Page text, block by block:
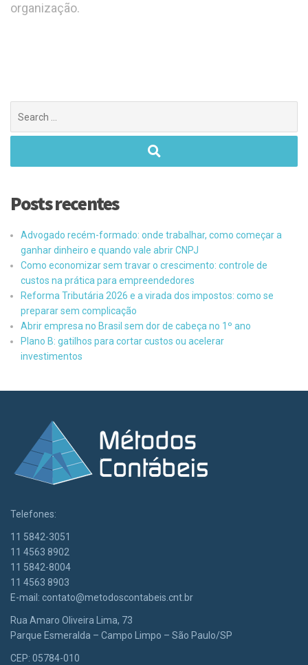
organização.
Posts recentes
Advogado recém-formado: onde trabalhar, como começar a
ganhar dinheiro e quando vale abrir CNPJ
Como economizar sem travar o crescimento: controle de
custos na prática para empreendedores
Reforma Tributária 2026 e a virada dos impostos: como se
preparar sem complicação
Abrir empresa no Brasil sem dor de cabeça no 1º ano
Plano B: gatilhos para cortar custos ou acelerar
investimentos
Telefones:
11 5842-3051
11 4563 8902
11 5842-8004
11 4563 8903
E-mail: contato@metodoscontabeis.cnt.br
Rua Amaro Oliveira Lima, 73
Parque Esmeralda – Campo Limpo – São Paulo/SP
CEP: 05784-010